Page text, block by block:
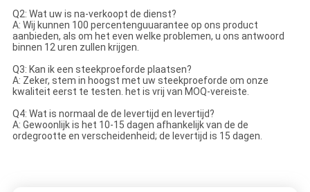
Q2: Wat uw is na-verkoopt de dienst?
A: Wij kunnen 100 percentenguuarantee op ons product
aanbieden, als om het even welke problemen, u ons antwoord
binnen 12 uren zullen krijgen.
Q3: Kan ik een steekproeforde plaatsen?
A: Zeker, stem in hoogst met uw steekproeforde om onze
kwaliteit eerst te testen. het is vrij van MOQ-vereiste.
Q4: Wat is normaal de de levertijd en levertijd?
A: Gewoonlijk is het 10-15 dagen afhankelijk van de de
ordegrootte en verscheidenheid; de levertijd is 15 dagen.